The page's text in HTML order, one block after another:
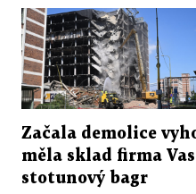
Začala demolice
měla sklad firma
stotunový bagr